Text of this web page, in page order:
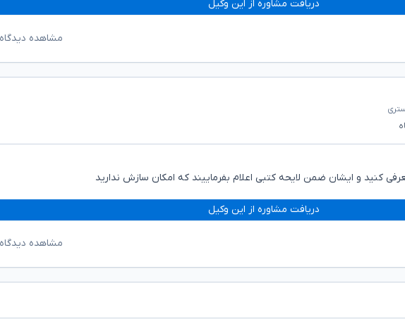
دریافت مشاوره از این وکیل
مشاهده
کنید و ایشان ضمن لایحه کتبی اعلام بفرماییند که امکان سازش ندارید
دریافت مشاوره از این وکیل
مشاهده